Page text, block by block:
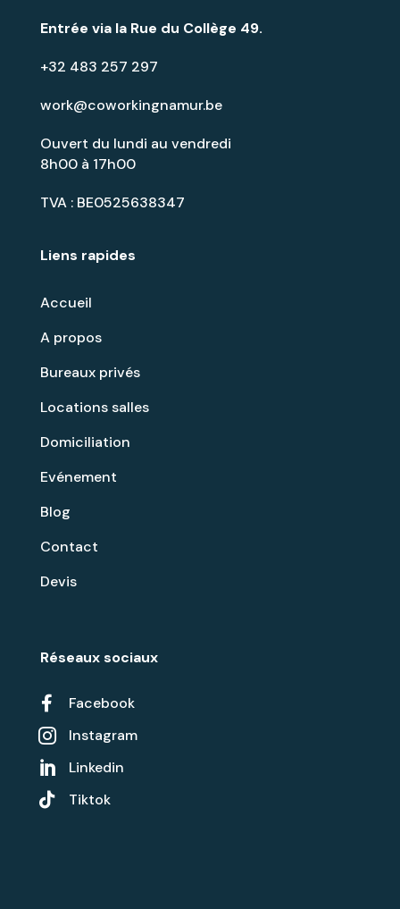
Réseaux sociaux
 Facebook
 Instagram

Linkedin

Tiktok
Liens rapides
Accueil
A propos
Bureaux privés
Locations salles
Domiciliation
Evénement
Blog
Contact
Devis
Entrée via la Rue du Collège 49.
+32 483 257 297
work@coworkingnamur.be
Ouvert du lundi au vendredi
8h00 à 17h00
TVA : BE0525638347